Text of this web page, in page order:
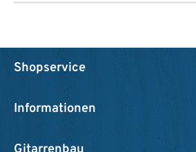
Shopservice
Informationen